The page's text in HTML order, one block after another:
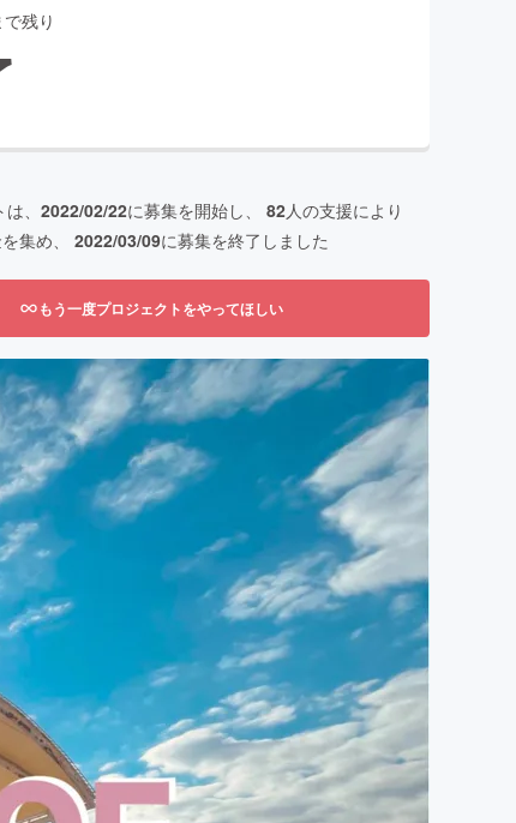
残り
、 2022/02/22に募集を開始し、 82人の支援により
集め、 2022/03/09に募集を終了しました
もう一度プロジェクトをやってほしい